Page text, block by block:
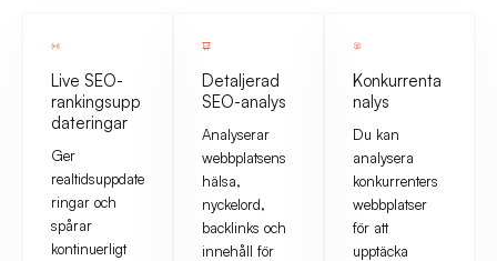
Live SEO-
rankingsupp
dateringar
Ger
realtidsuppdate
ringar och
spårar
kontinuerligt
Detaljerad
SEO-analys
Analyserar
webbplatsens
hälsa,
nyckelord,
backlinks och
innehåll för
Konkurrenta
nalys
Du kan
analysera
konkurrenters
webbplatser
för att
upptäcka